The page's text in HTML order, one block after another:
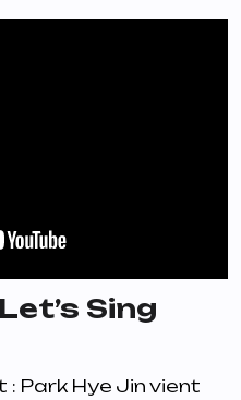
Sing
: Park Hye Jin vient